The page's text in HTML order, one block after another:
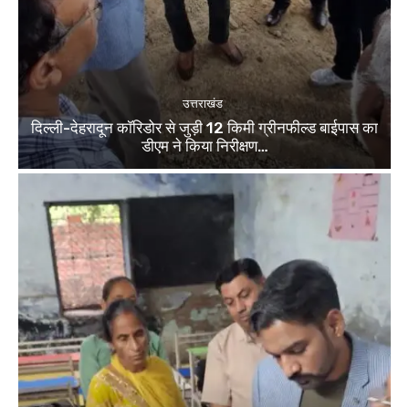
उत्तराखंड
दिल्ली-देहरादून कॉरिडोर से जुड़ी 12 किमी ग्रीनफील्ड बाईपास का
डीएम ने किया निरीक्षण…